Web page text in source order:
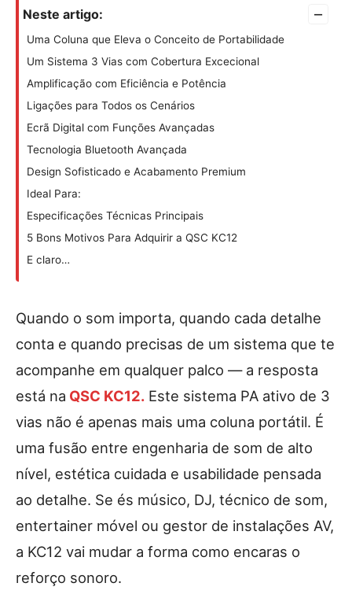
Neste artigo: –
Uma Coluna que Eleva o Conceito de Portabilidade
Um Sistema 3 Vias com Cobertura Excecional
Amplificação com Eficiência e Potência
Ligações para Todos os Cenários
Ecrã Digital com Funções Avançadas
Tecnologia Bluetooth Avançada
Design Sofisticado e Acabamento Premium
Ideal Para:
Especificações Técnicas Principais
5 Bons Motivos Para Adquirir a QSC KC12
E claro…
Quando o som importa, quando cada detalhe
conta e quando precisas de um sistema que te
acompanhe em qualquer palco — a resposta
está na QSC KC12. Este sistema PA ativo de 3
vias não é apenas mais uma coluna portátil. É
uma fusão entre engenharia de som de alto
nível, estética cuidada e usabilidade pensada
ao detalhe. Se és músico, DJ, técnico de som,
entertainer móvel ou gestor de instalações AV,
a KC12 vai mudar a forma como encaras o
reforço sonoro.